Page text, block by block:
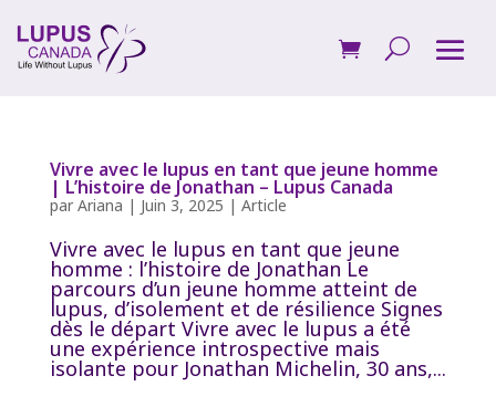
Vivre avec le lupus en tant que jeune homme
| L’histoire de Jonathan – Lupus Canada
par Ariana | Juin 3, 2025 | Article
Vivre avec le lupus en tant que jeune
homme : l’histoire de Jonathan Le
parcours d’un jeune homme atteint de
lupus, d’isolement et de résilience Signes
dès le départ Vivre avec le lupus a été
une expérience introspective mais
isolante pour Jonathan Michelin, 30 ans,...